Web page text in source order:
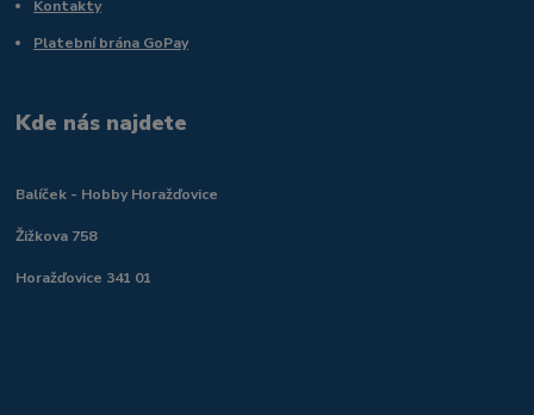
Kontakty
Platební brána GoPay
Kde nás najdete
Balíček - Hobby Horažďovice
Žižkova 758
Horažďovice 341 01